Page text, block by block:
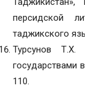
персидской
таджикского
Турсунов
государствами
110.